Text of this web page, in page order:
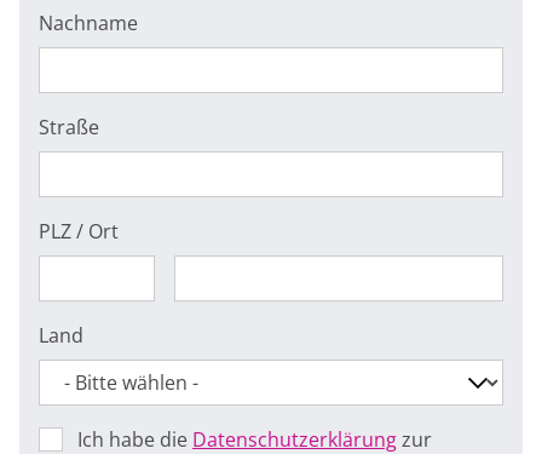
Nachname
Straße
PLZ / Ort
Land
Ich habe die Datenschutzerklärungzur